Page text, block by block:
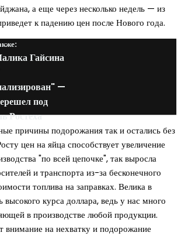
а еще через несколько недель — из
к падению цен после Нового года.
Гайсина
—
под
Ростеха
причины подорожания так и остались без
цен на яйца способствует увеличение
"по всей цепочке", так выросла
и транспорта из-за бесконечного
топлива на заправках. Велика в
курса доллара, ведь у нас много
в производстве любой продукции.
на нехватку и подорожание